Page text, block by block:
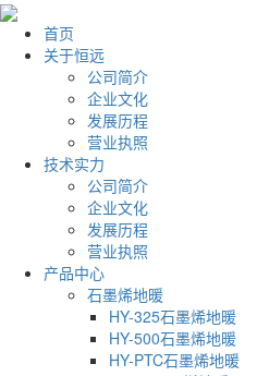
首页
关于恒远
公司简介
企业文化
发展历程
营业执照
技术实力
公司简介
企业文化
发展历程
营业执照
产品中心
石墨烯地暖
HY-325石墨烯地暖
HY-500石墨烯地暖
HY-PTC石墨烯地暖